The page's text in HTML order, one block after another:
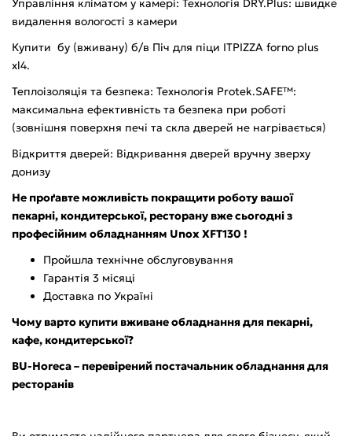
Управління кліматом у камері: Технологія DRY.Plus: швидке
видалення вологості з камери
Купити бу (вживану) б/в Піч для піци ITPIZZA forno plus
xl4.
Теплоізоляція та безпека: Технологія Protek.SAFE™:
максимальна ефективність та безпека при роботі
(зовнішня поверхня печі та скла дверей не нагрівається)
Відкриття дверей: Відкривання дверей вручну зверху
донизу
Не проґавте можливість покращити роботу вашої
пекарні, кондитерської, ресторану вже сьогодні з
професійним обладнанням Unox XFT130 !
Пройшла технічне обслуговування
Гарантія 3 місяці
Доставка по Україні
Чому варто купити вживане обладнання для пекарні,
кафе, кондитерської?
BU-Horeca – перевірений постачальник обладнання для
ресторанів